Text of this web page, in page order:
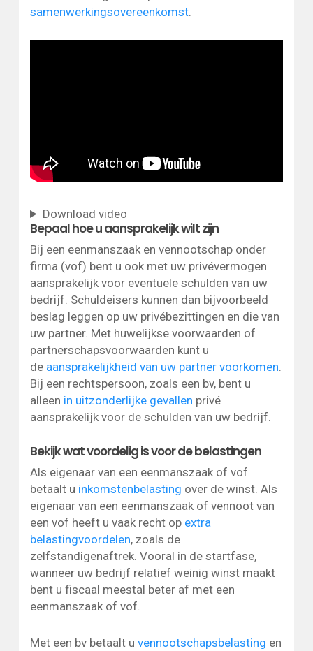
samenwerkingsovereenkomst.
Download video
Bepaal hoe u aansprakelijk wilt zijn
Bij een eenmanszaak en vennootschap onder
firma (vof) bent u ook met uw privévermogen
aansprakelijk voor eventuele schulden van uw
bedrijf. Schuldeisers kunnen dan bijvoorbeeld
beslag leggen op uw privébezittingen en die van
uw partner. Met huwelijkse voorwaarden of
partnerschapsvoorwaarden kunt u
de aansprakelijkheid van uw partner voorkomen.
Bij een rechtspersoon, zoals een bv, bent u
alleen in uitzonderlijke gevallen privé
aansprakelijk voor de schulden van uw bedrijf.
Bekijk wat voordelig is voor de belastingen
Als eigenaar van een eenmanszaak of vof
betaalt u inkomstenbelasting over de winst. Als
eigenaar van een eenmanszaak of vennoot van
een vof heeft u vaak recht op extra
belastingvoordelen, zoals de
zelfstandigenaftrek. Vooral in de startfase,
wanneer uw bedrijf relatief weinig winst maakt
bent u fiscaal meestal beter af met een
eenmanszaak of vof.
Met een bv betaalt u vennootschapsbelasting en